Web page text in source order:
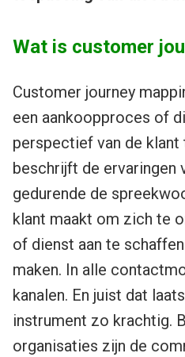
Wat is customer
Customer journey
een aankoopproces of
perspectief van de
beschrijft de ervaringen
gedurende de
klant maakt om zich te
of dienst aan te
maken. In alle
kanalen. En juist dat
instrument zo krachtig.
organisaties zijn de